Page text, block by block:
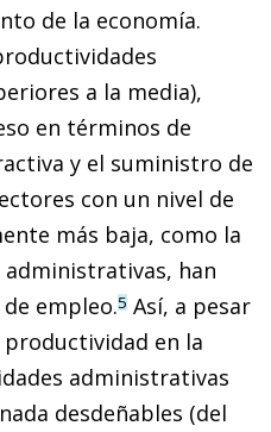
de la economía.
a la media),
en términos de
y el suministro de
con un nivel de
más baja, como la
han
empleo.5 Así, a pesar
productividad en la
administrativas
desdeñables (del